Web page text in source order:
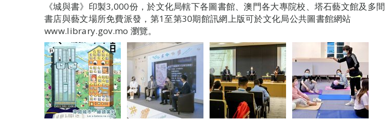
《城與書》印製3,000份，於文化局轄下各圖書館、澳門各大專院校、塔石藝文館及多間
書店與藝文場所免費派發，第1至第30期館訊網上版可於文化局公共圖書館網站
www.library.gov.mo 瀏覽。